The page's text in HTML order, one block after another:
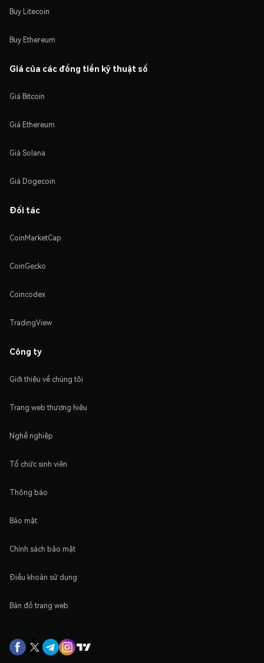
Buy Litecoin
Buy Ethereum
Giá của các đồng tiền kỹ thuật số
Giá Bitcoin
Giá Ethereum
Giá Solana
Giá Dogecoin
Đối tác
CoinMarketCap
CoinGecko
Coincodex
TradingView
Công ty
Giới thiệu về chúng tôi
Trang web thương hiệu
Nghề nghiệp
Tổ chức sinh viên
Thông báo
Bảo mật
Chính sách bảo mật
Điều khoản sử dụng
Bản đồ trang web